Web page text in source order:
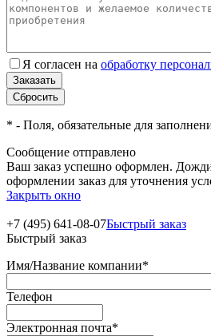
Я согласен на обработку
* - Поля, обязательные для
Сообщение отправлено
Ваш заказ успешно оформлен.
оформлении заказ для уточнения
Закрыть окно
+7 (495) 641-08-07Быстрый заказ
Быстрый заказ
Имя/Название компании*
Телефон
Электронная почта*